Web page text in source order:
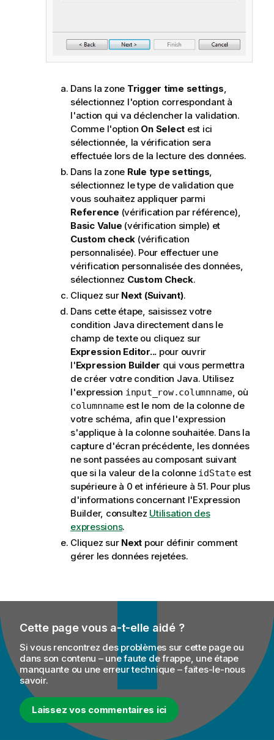
Dans la zone Trigger time settings,
sélectionnez l'option correspondant à
l'action qui va déclencher la validation.
Comme l'option On Select est ici
sélectionnée, la vérification sera
effectuée lors de la lecture des données.
Dans la zone Rule type settings,
sélectionnez le type de validation que
vous souhaitez appliquer parmi
Reference (vérification par référence),
Basic Value (vérification simple) et
Custom check (vérification
personnalisée). Pour effectuer une
vérification personnalisée des données,
sélectionnez Custom Check.
Cliquez sur Next (Suivant).
Dans cette étape, saisissez votre
condition Java directement dans le
champ de texte ou cliquez sur
Expression Editor... pour ouvrir
l'Expression Builder qui vous permettra
de créer votre condition Java. Utilisez
l'expression input_row.columnname, où
columnnameest le nom de la colonne de
votre schéma, afin que l'expression
s'applique à la colonne souhaitée. Dans la
capture d'écran précédente, les données
ne sont passées au composant suivant
que si la valeur de la colonne idStateest
supérieure à 0 et inférieure à 51. Pour plus
d'informations concernant l'Expression
Builder, consultez Utilisation des
expressions.
Cliquez sur Next pour définir comment
gérer les données rejetées.
Cette page vous a-t-elle aidé ?
Si vous rencontrez des problèmes sur cette page ou
dans son contenu – une faute de frappe, une étape
manquante ou une erreur technique – faites-le-nous
savoir.
Laissez vos commentaires ici